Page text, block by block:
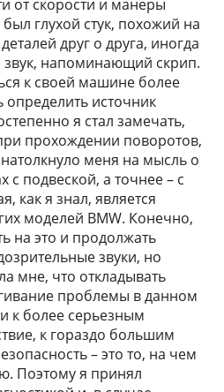
от скорости и манеры
глухой стук, похожий на
друг о друга, иногда
напоминающий скрип.
к своей машине более
источник
я стал замечать,
прохождении поворотов,
меня на мысль о
подвеской, а точнее – с
как я знал, является
моделей BMW. Конечно,
на это и продолжать
звуки, но
мне, что откладывать
проблемы в данном
к более серьезным
к гораздо большим
– это то, на чем
Поэтому я принял